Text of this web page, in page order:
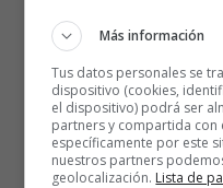
Posición en cuclillas
internas de la pelvis.
Posición lateral
de la pelvis, lo que
disminuye la
Posición de gateo :
Más información
Tus datos personales se
dispositivo (cookies,
el dispositivo) podrá ser
partners y compartida con
específicamente por este
nuestros partners
geolocalización. Lista de